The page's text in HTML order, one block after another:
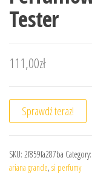
Tester
111,00zł
Sprawdź teraz!
SKU: 2f859fa287ba Category:
ariana grande, si perfumy